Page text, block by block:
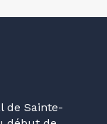
de Sainte-